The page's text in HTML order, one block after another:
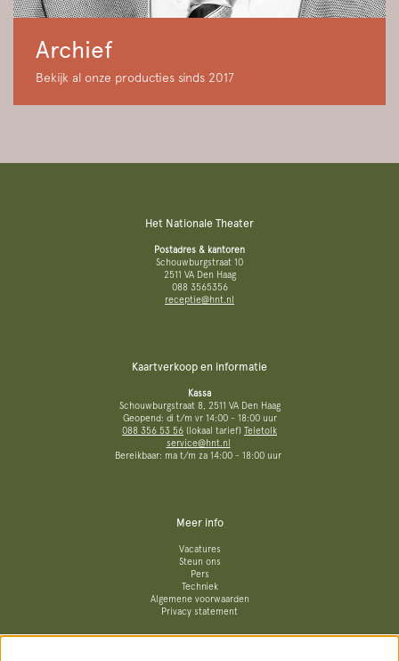
Archief
Bekijk al onze producties sinds 2017
Het Nationale Theater
Postadres & kantoren
Schouwburgstraat 10
2511 VA Den Haag
088 3565356
receptie@hnt.nl
Kaartverkoop en informatie
Kassa
Schouwburgstraat 8, 2511 VA Den Haag
Geopend: di t/m vr 14:00 - 18:00 uur
088 356 53 56 (lokaal tarief) Teletolk
service@hnt.nl
Bereikbaar: ma t/m za 14:00 - 18:00 uur
Meer info
Vacatures
Steun ons
Pers
Techniek
Algemene voorwaarden
Privacy statement